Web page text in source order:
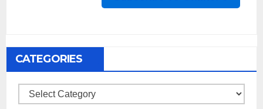
CATEGORIES
Categories